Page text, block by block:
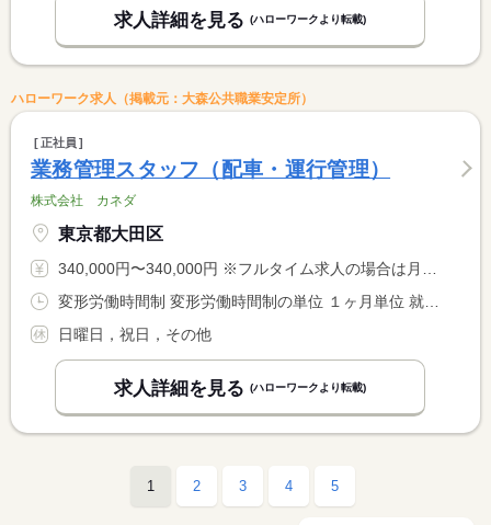
求人詳細を見る (ハローワークより転載)
ハローワーク求人（掲載元：大森公共職業安定所）
正社員
業務管理スタッフ（配車・運行管理）
株式会社 カネダ
東京都大田区
340,000円〜340,000円 ※フルタイム求人の場合は月額（換算額）、パート求人の場合は時間額を表示しています。
変形労働時間制 変形労働時間制の単位 １ヶ月単位 就業時間１ 8時00分〜17時00分
日曜日，祝日，その他
求人詳細を見る (ハローワークより転載)
1 2 3 4 5